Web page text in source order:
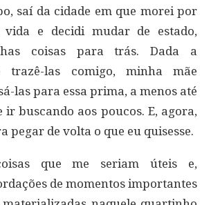
saí da cidade em que morei por
e decidi mudar de estado,
coisas para trás. Dada a
trazê-las comigo, minha mãe
las para essa prima, a menos até
ir buscando aos poucos. E, agora,
pegar de volta o que eu quisesse.
que me seriam úteis e,
de momentos importantes